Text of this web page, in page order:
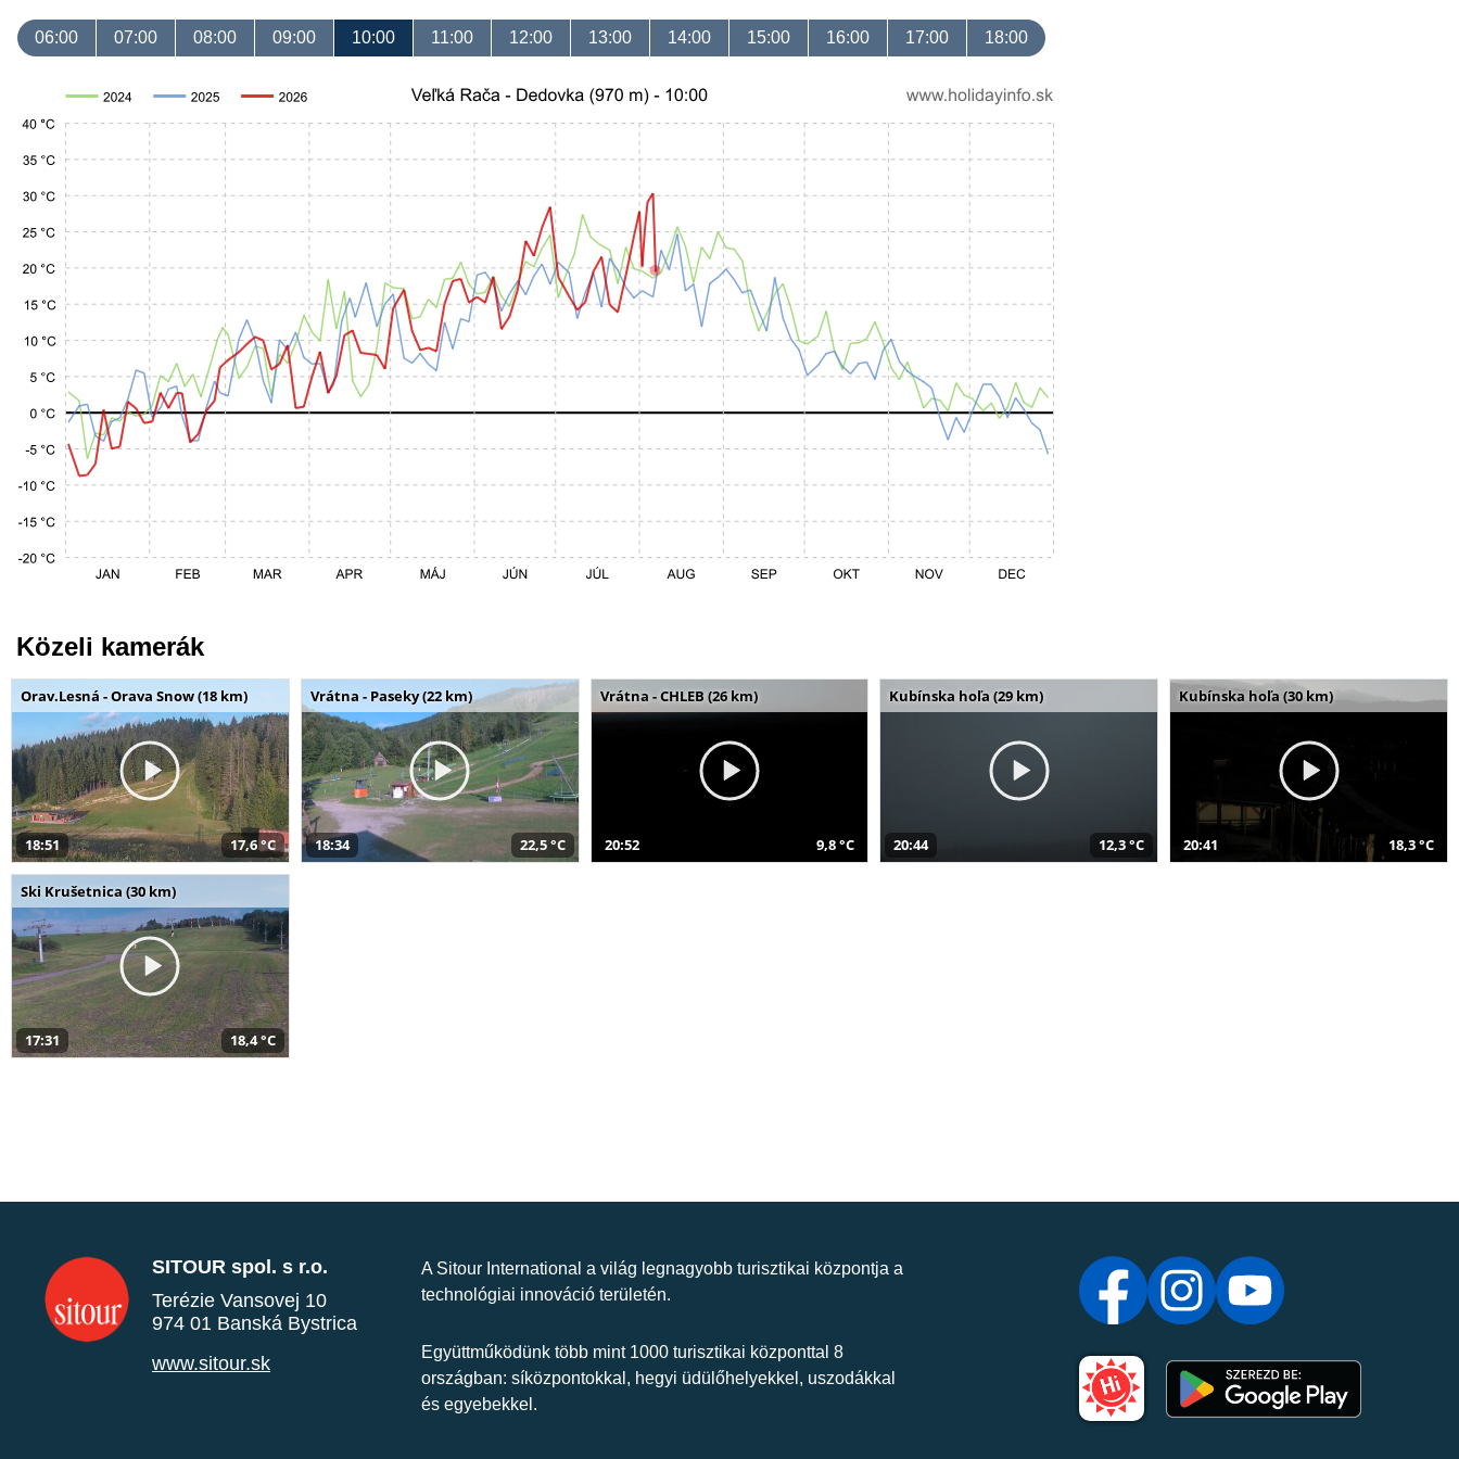
06:00 07:00 08:00 09:00 10:00 11:00 12:00 13:00 14:00 15:00 16:00 17:00 18:00
Közeli kamerák
Orav.Lesná - Orava Snow (18 km)
18:51 17,6 °C
Vrátna - Paseky (22 km)
18:34 22,5 °C
Vrátna - CHLEB (26 km)
20:52 9,8 °C
Kubínska hoľa (29 km)
20:44 12,3 °C
Kubínska hoľa (30 km)
20:41 18,3 °C
Ski Krušetnica (30 km)
17:31 18,4 °C
SITOUR spol. s r.o.
Terézie Vansovej 10
974 01 Banská Bystrica
www.sitour.sk
A Sitour International a világ legnagyobb turisztikai központja a
technológiai innováció területén.
Együttműködünk több mint 1000 turisztikai központtal 8
országban: síközpontokkal, hegyi üdülőhelyekkel, uszodákkal
és egyebekkel.